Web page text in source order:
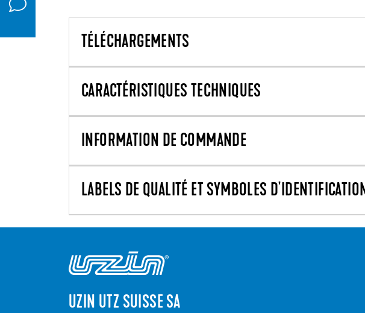
TÉLÉCHARGEMENTS
CARACTÉRISTIQUES TECHNIQUES
INFORMATION DE COMMANDE
LABELS DE QUALITÉ ET SYMBOLES
UZIN UTZ SUISSE SA